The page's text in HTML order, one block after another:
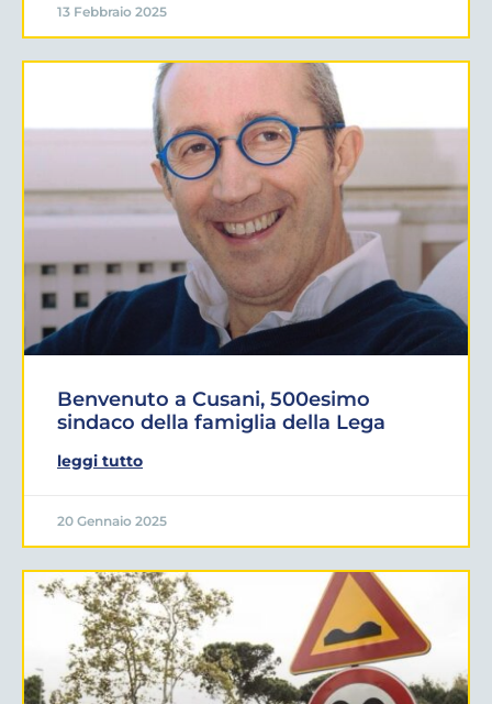
13 Febbraio 2025
Benvenuto a Cusani, 500esimo
sindaco della famiglia della Lega
leggi tutto
20 Gennaio 2025